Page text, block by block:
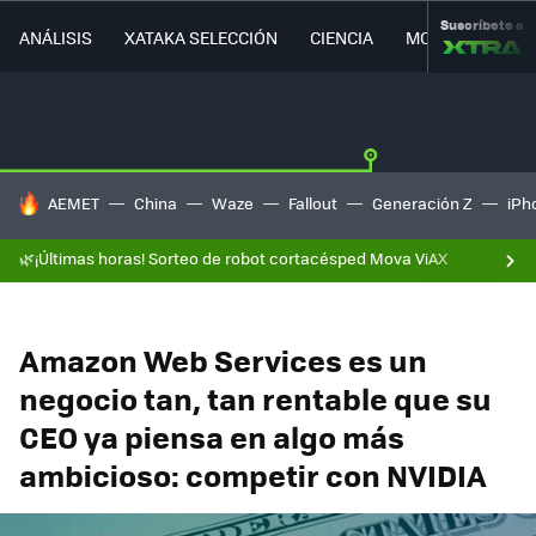
ANÁLISIS XATAKA SELECCIÓN CIENCIA MOVILIDAD
Suscríbete a
HOY SE HABLA DE
AEMET China Waze Fallout Generación Z
🌿¡Últimas horas! Sorteo de robot cortacésped Mova ViAX
Amazon Web Services es un
negocio tan, tan rentable que su
CEO ya piensa en algo más
ambicioso: competir con NVIDIA